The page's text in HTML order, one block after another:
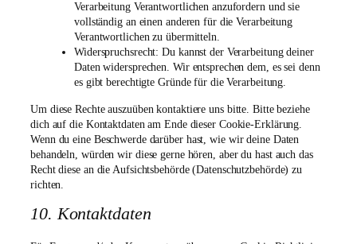
Verarbeitung Verantwortlichen anzufordern und sie
vollständig an einen anderen für die Verarbeitung
Verantwortlichen zu übermitteln.
Widerspruchsrecht: Du kannst der Verarbeitung deiner
Daten widersprechen. Wir entsprechen dem, es sei denn
es gibt berechtigte Gründe für die Verarbeitung.
Um diese Rechte auszuüben kontaktiere uns bitte. Bitte beziehe
dich auf die Kontaktdaten am Ende dieser Cookie-Erklärung.
Wenn du eine Beschwerde darüber hast, wie wir deine Daten
behandeln, würden wir diese gerne hören, aber du hast auch das
Recht diese an die Aufsichtsbehörde (Datenschutzbehörde) zu
richten.
10. Kontaktdaten